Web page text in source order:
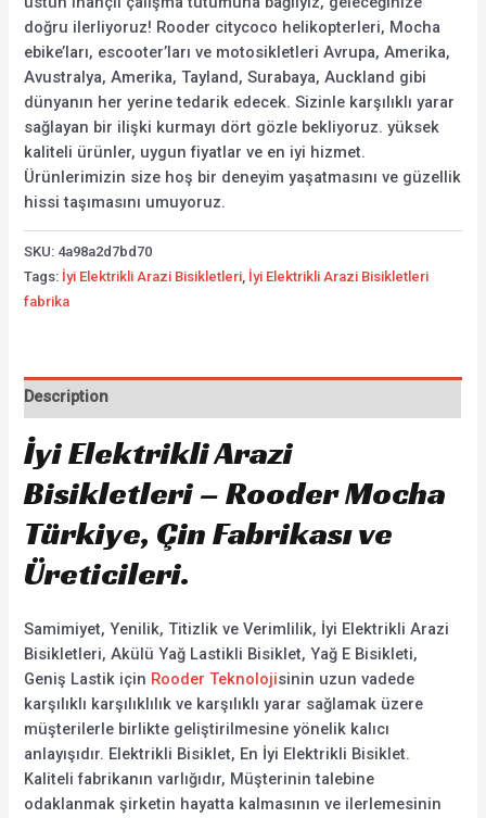
doğru ilerliyoruz! Rooder citycoco helikopterleri, Mocha
ebike’ları, escooter’ları ve motosikletleri Avrupa, Amerika,
Avustralya, Amerika, Tayland, Surabaya, Auckland gibi
dünyanın her yerine tedarik edecek. Sizinle karşılıklı yarar
sağlayan bir ilişki kurmayı dört gözle bekliyoruz. yüksek
kaliteli ürünler, uygun fiyatlar ve en iyi hizmet.
Ürünlerimizin size hoş bir deneyim yaşatmasını ve güzellik
hissi taşımasını umuyoruz.
SKU: 4a98a2d7bd70
Tags: İyi Elektrikli Arazi Bisikletleri İyi Elektrikli Arazi Bisikletleri
fabrika
Description
İyi Elektrikli Arazi
Bisikletleri – Rooder Mocha
Türkiye, Çin Fabrikası ve
Üreticileri.
Samimiyet, Yenilik, Titizlik ve Verimlilik, İyi Elektrikli Arazi
Bisikletleri, Akülü Yağ Lastikli Bisiklet, Yağ E Bisikleti,
Geniş Lastik için Rooder Teknolojisinin uzun vadede
karşılıklı karşılıklılık ve karşılıklı yarar sağlamak üzere
müşterilerle birlikte geliştirilmesine yönelik kalıcı
anlayışıdır. Elektrikli Bisiklet, En İyi Elektrikli Bisiklet.
Kaliteli fabrikanın varlığıdır, Müşterinin talebine
odaklanmak şirketin hayatta kalmasının ve ilerlemesinin